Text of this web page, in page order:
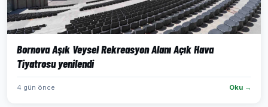
Bornova Aşık Veysel Rekreasyon Alanı Açık Hava
Tiyatrosu yenilendi
4 gün önce Oku →